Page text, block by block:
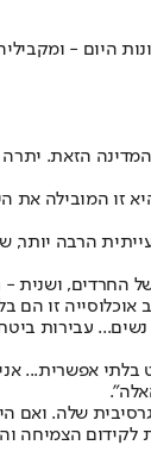
על קיום המדינה
זו המובילה
הרבה
החרדים, ושנית
אוכלוסייה זו הם
עבירות
אפשרית...
שלה.
בנושא